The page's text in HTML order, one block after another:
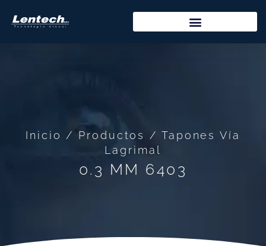
Inicio / Productos / Tapones Vía
Lagrimal
0.3 MM 6403